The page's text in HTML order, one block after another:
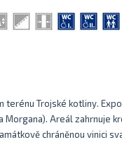
terénu Trojské kotliny.
Areál zahrnuje
chráněnou vinici